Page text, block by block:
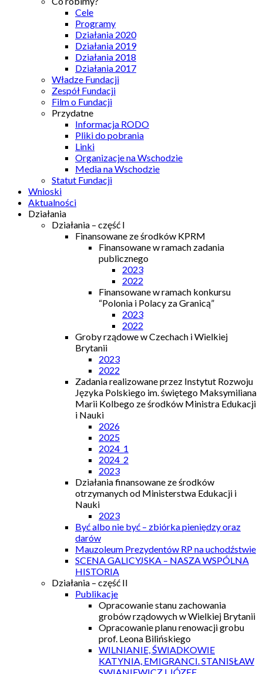
Cele
Programy
Działania 2020
Działania 2019
Działania 2018
Działania 2017
Władze Fundacji
Zespół Fundacji
Film o Fundacji
Przydatne
Informacja RODO
Pliki do pobrania
Linki
Organizacje na Wschodzie
Media na Wschodzie
Statut Fundacji
Wnioski
Aktualności
Działania
Działania – część I
Finansowane ze środków KPRM
Finansowane w ramach zadania
publicznego
2023
2022
Finansowane w ramach konkursu
“Polonia i Polacy za Granicą”
2023
2022
Groby rządowe w Czechach i Wielkiej
Brytanii
2023
2022
Zadania realizowane przez Instytut Rozwoju
Języka Polskiego im. świętego Maksymiliana
Marii Kolbego ze środków Ministra Edukacji
i Nauki
2026
2025
2024_1
2024_2
2023
Działania finansowane ze środków
otrzymanych od Ministerstwa Edukacji i
Nauki
2023
Być albo nie być – zbiórka pieniędzy oraz
darów
Mauzoleum Prezydentów RP na uchodźstwie
SCENA GALICYJSKA – NASZA WSPÓLNA
HISTORIA
Działania – część II
Publikacje
Opracowanie stanu zachowania
grobów rządowych w Wielkiej Brytanii
Opracowanie planu renowacji grobu
prof. Leona Bilińskiego
WILNIANIE, ŚWIADKOWIE
KATYNIA, EMIGRANCI. STANISŁAW